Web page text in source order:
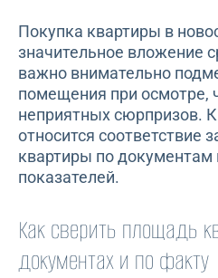
Покупка квартиры в
значительное вложение
важно внимательно
помещения при осмотре,
неприятных сюрпризов.
относится соответствие
квартиры по документам
показателей.
Как сверить площадь
документах и по факту